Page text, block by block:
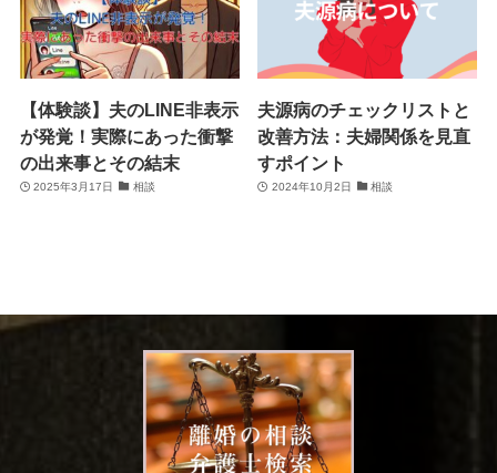
【体験談】夫のLINE非表示
が発覚！実際にあった衝撃
の出来事とその結末
2025年3月17日 相談
夫源病のチェックリストと
改善方法：夫婦関係を見直
すポイント
2024年10月2日 相談